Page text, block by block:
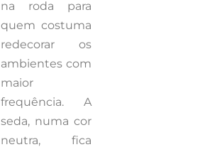
na roda para
quem costuma
redecorar os
ambientes com
maior
frequência. A
seda, numa cor
neutra, fica